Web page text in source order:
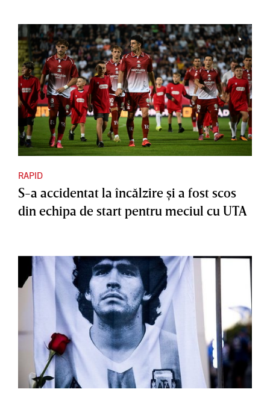
RAPID
S-a accidentat la încălzire şi a fost scos
din echipa de start pentru meciul cu UTA